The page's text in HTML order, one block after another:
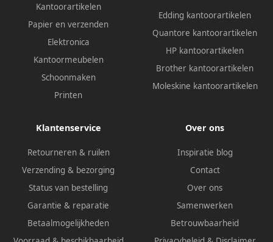
Kantoorartikelen
Papier en verzenden
Elektronica
Kantoormeubelen
Schoonmaken
Printen
Edding kantoorartikelen
Quantore kantoorartikelen
HP kantoorartikelen
Brother kantoorartikelen
Moleskine kantoorartikelen
Klantenservice
Retourneren & ruilen
Verzending & bezorging
Status van bestelling
Garantie & reparatie
Betaalmogelijkheden
Over ons
Inspiratie blog
Contact
Over ons
Samenwerken
Betrouwbaarheid